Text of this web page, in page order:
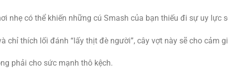
nhẹ có thể khiến những cú Smash của bạn thiếu đi sự uy lực
chỉ thích lối đánh “lấy thịt đè người”, cây vợt này sẽ cho cảm
phải cho sức mạnh thô kệch.